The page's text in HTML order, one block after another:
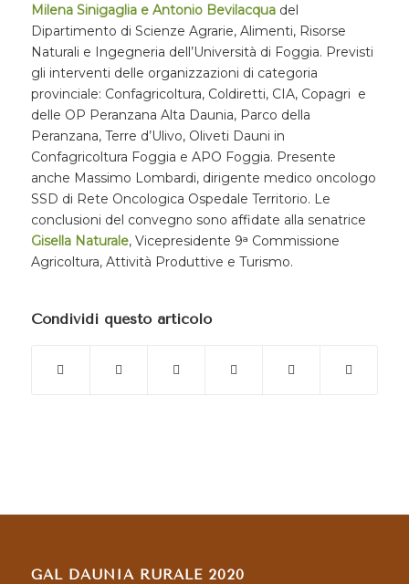
Milena Sinigaglia e Antonio Bevilacquadel
Dipartimento di Scienze Agrarie, Alimenti, Risorse
Naturali e Ingegneria dell’Università di Foggia. Previsti
gli interventi delle organizzazioni di categoria
provinciale: Confagricoltura, Coldiretti, CIA, Copagri e
delle OP Peranzana Alta Daunia, Parco della
Peranzana, Terre d’Ulivo, Oliveti Dauni in
Confagricoltura Foggia e APO Foggia. Presente
anche Massimo Lombardi, dirigente medico oncologo
SSD di Rete Oncologica Ospedale Territorio. Le
conclusioni del convegno sono affidate alla senatrice
Gisella Naturale, Vicepresidente 9ᵃ Commissione
Agricoltura, Attività Produttive e Turismo.
Condividi questo articolo
GAL DAUNIA RURALE 2020